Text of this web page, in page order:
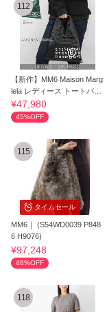
112
【新作】MM6 Maison Marg
iela レディース トートバッ
グ
¥47,980
45%OFF
タイムセール
115
MM6｜ (S54WD0039 P848
6 H9076)
¥97,248
48%OFF
118